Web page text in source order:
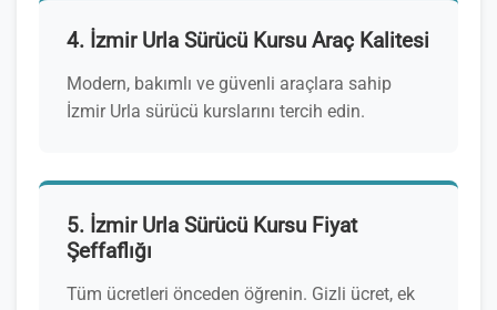
4. İzmir Urla Sürücü Kursu Araç Kalitesi
Modern, bakımlı ve güvenli araçlara sahip
İzmir Urla sürücü kurslarını tercih edin.
5. İzmir Urla Sürücü Kursu Fiyat
Şeffaflığı
Tüm ücretleri önceden öğrenin. Gizli ücret, ek